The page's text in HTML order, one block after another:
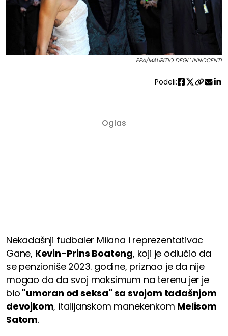
EPA/MAURIZIO DEGL' INNOCENTI
Podeli:
Nekadašnji fudbaler Milana i reprezentativac
Gane, Kevin-Prins Boateng, koji je odlučio da
se penzioniše 2023. godine, priznao je da nije
mogao da da svoj maksimum na terenu jer je
bio "umoran od seksa" sa svojom tadašnjom
devojkom, italijanskom manekenkom Melisom
Satom.